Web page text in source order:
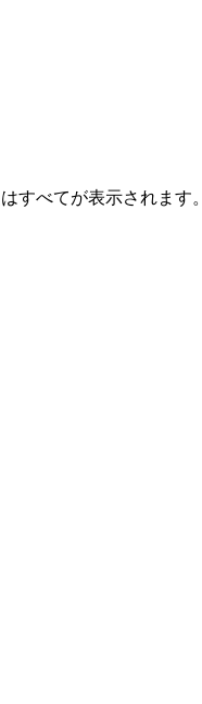
すべてが表示されます。